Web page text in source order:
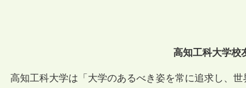
高知工科大学校
高知工科大学は「大学のあるべき姿を常に追求し、